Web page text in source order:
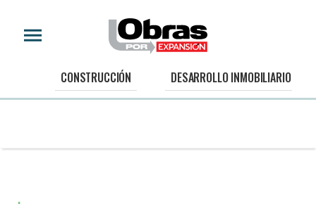
CONSTRUCCIÓN DESARROLLO INMOBILIARIO